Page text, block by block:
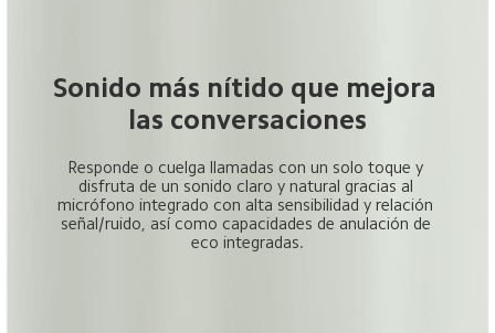
Sonido más nítido que mejora
las conversaciones
Responde o cuelga llamadas con un solo toque y
disfruta de un sonido claro y natural gracias al
micrófono integrado con alta sensibilidad y relación
señal/ruido, así como capacidades de anulación de
eco integradas.